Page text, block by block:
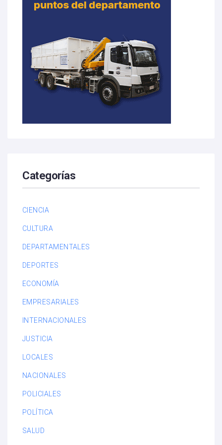
Categorías
CIENCIA
CULTURA
DEPARTAMENTALES
DEPORTES
ECONOMÍA
EMPRESARIALES
INTERNACIONALES
JUSTICIA
LOCALES
NACIONALES
POLICIALES
POLÍTICA
SALUD